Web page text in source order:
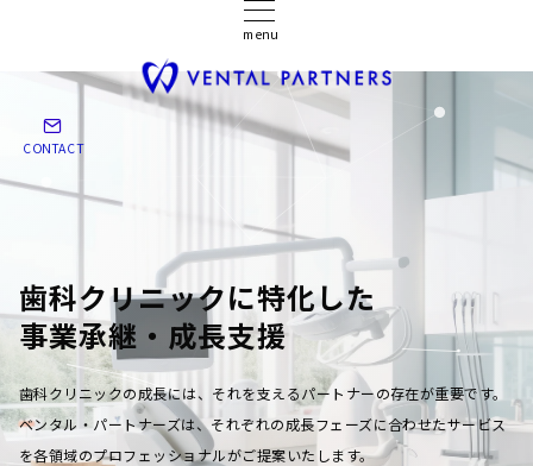
menu
CONTACT
歯科クリニックに特化した
事業承継・成長支援
歯科クリニックの成長には、それを支えるパートナーの存在が重要です。
ベンタル・パートナーズは、それぞれの成長フェーズに合わせたサービス
を各領域のプロフェッショナルがご提案いたします。